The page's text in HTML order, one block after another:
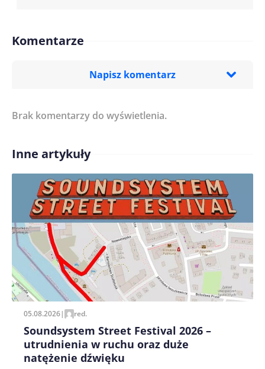
Komentarze
Napisz komentarz
Treść komentarza*
Imię/ Nick*
Zapamiętaj moje dane w tej przeglądarce podczas
pisania kolejnych komentarzy.
Brak komentarzy do wyświetlenia.
Inne artykuły
05.08.2026| red.
Soundsystem Street Festival 2026 –
utrudnienia w ruchu oraz duże
natężenie dźwięku